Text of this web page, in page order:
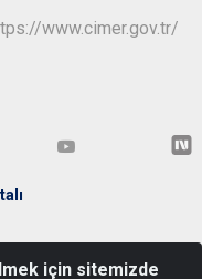
için sitemizde